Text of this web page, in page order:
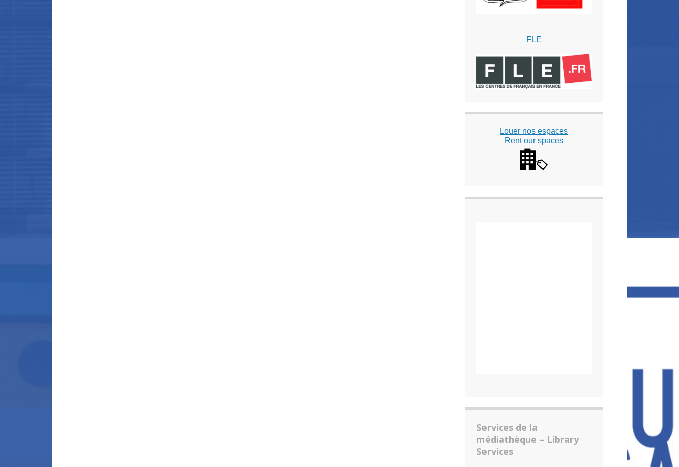
FLE
Louer nos espaces
Rent our spaces
Services de la
médiathèque – Library
Services